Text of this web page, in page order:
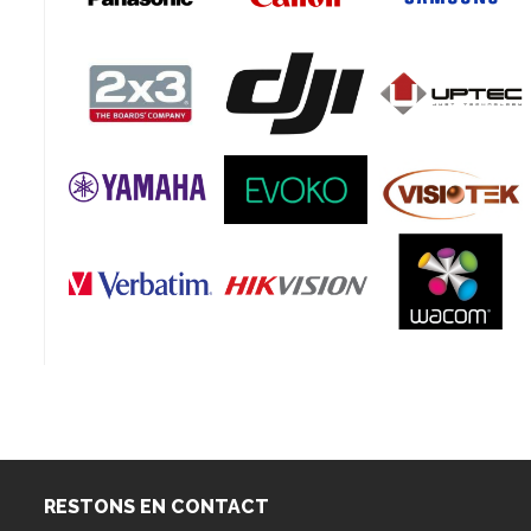
RESTONS EN CONTACT